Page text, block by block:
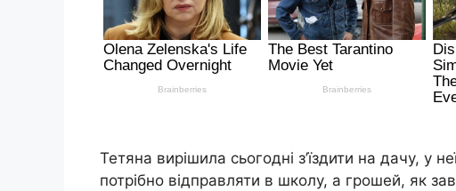
Тетяна вирішила сьогодні з’їздити на дачу, у
потрібно відправляти в школу, а грошей, як